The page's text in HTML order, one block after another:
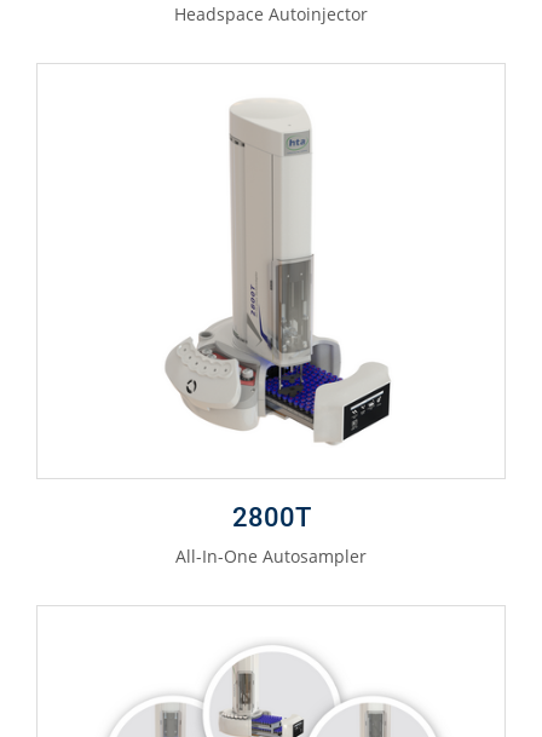
Headspace Autoinjector
2800T
All-In-One Autosampler